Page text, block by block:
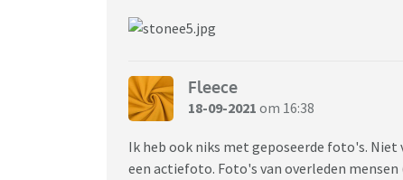
Fleece
18-09-2021 om 16:38
Ik heb ook niks met geposeerde foto's. Niet
een actiefoto. Foto's van overleden